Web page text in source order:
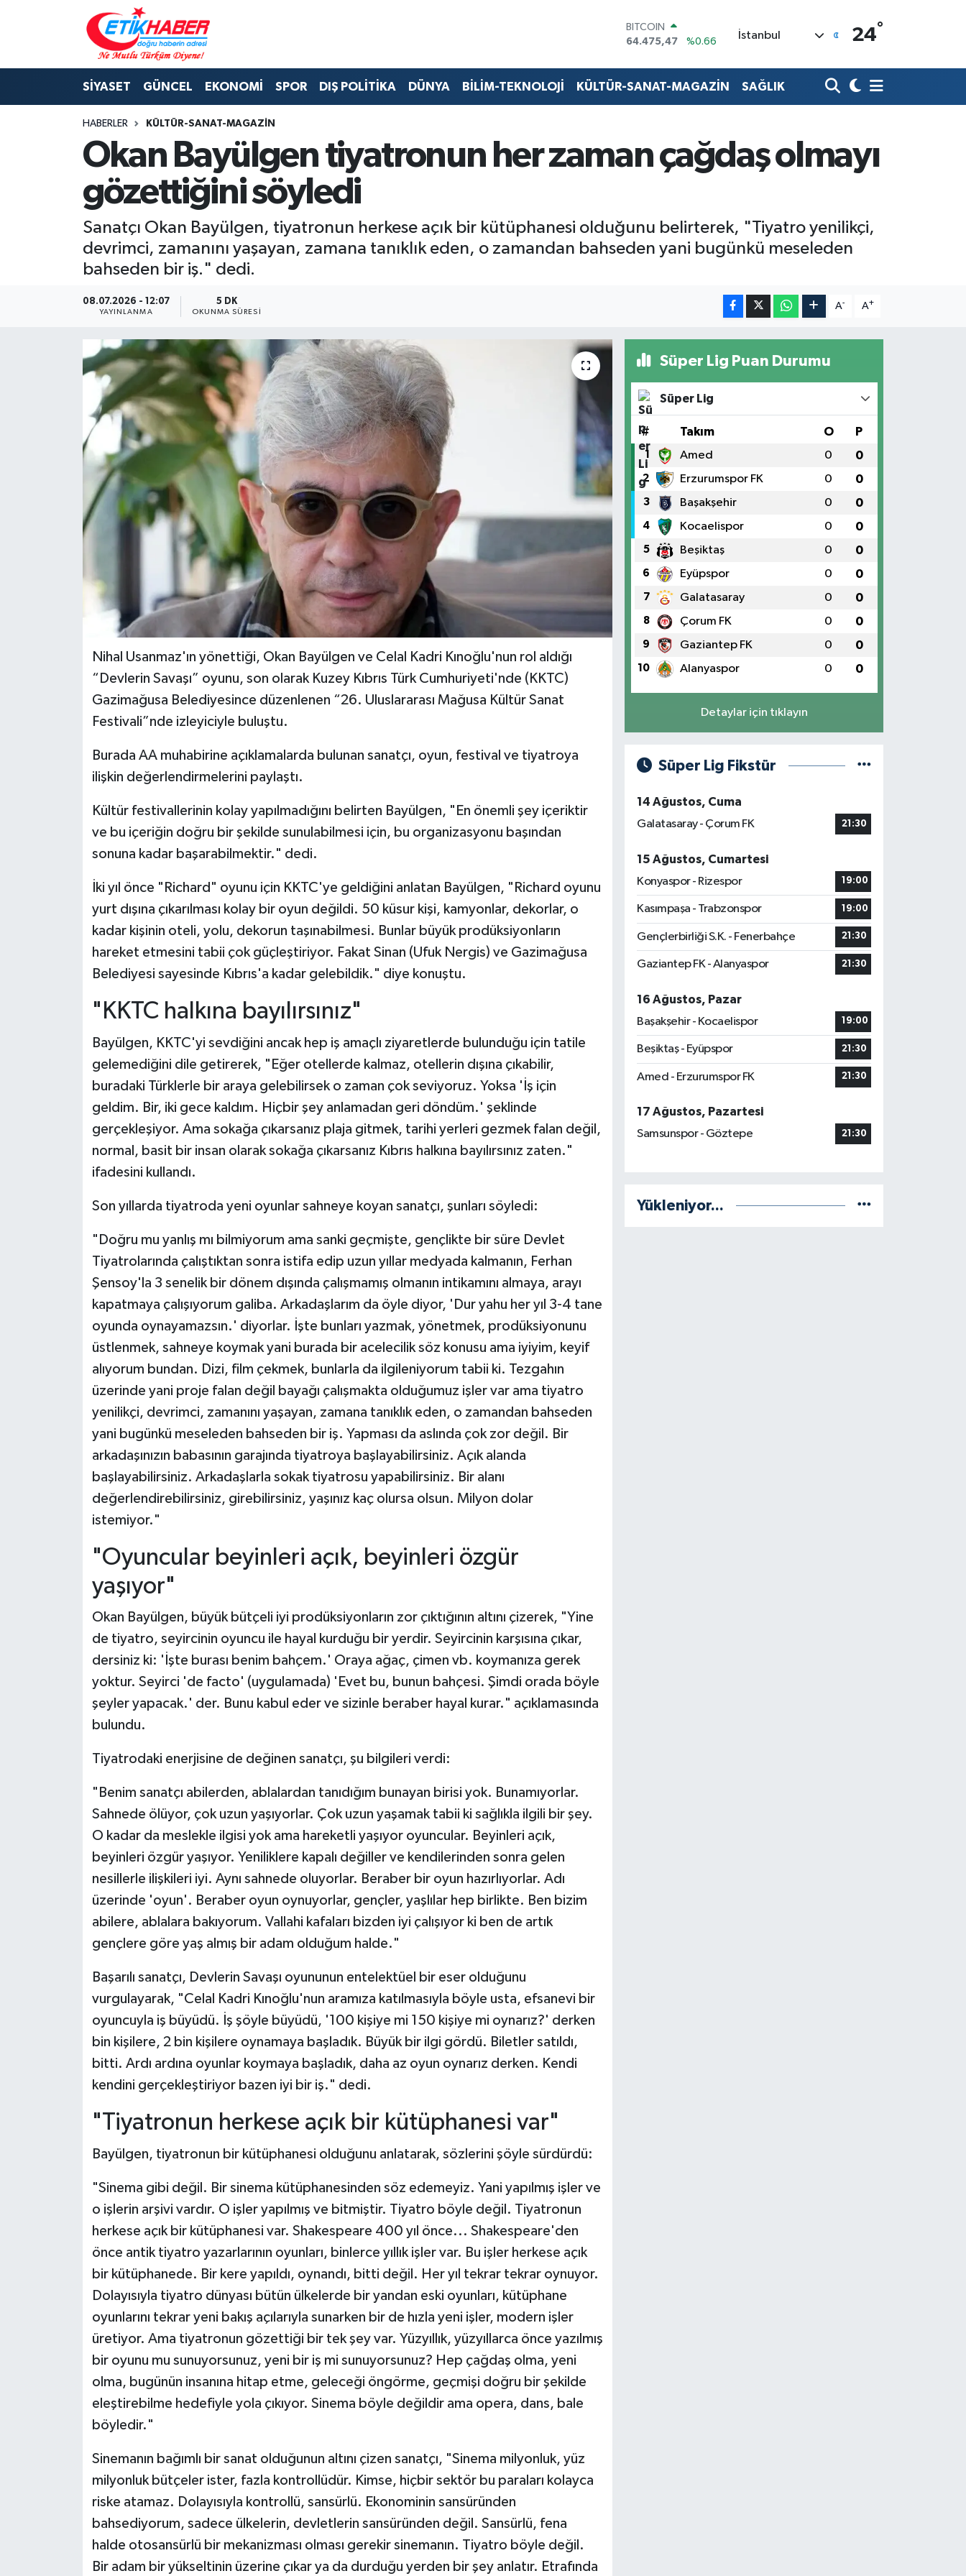
DOLAR
47,5971
%0.05
55,1336
%0.18
STERLİN
13.703
%11
BITCOIN
İstanbul 24°
SİYASET GÜNCEL EKONOMİ SPOR DIŞ POLİTİKA DÜNYA BİLİM-TEKNOLOJİ KÜLTÜR-SANAT-MAGAZİN SAĞLIK
HABERLER KÜLTÜR-SANAT-MAGAZİN
Okan Bayülgen tiyatronun her zaman çağdaş olmayı
gözettiğini söyledi
Sanatçı Okan Bayülgen, tiyatronun herkese açık bir kütüphanesi olduğunu belirterek, "Tiyatro yenilikçi,
devrimci, zamanını yaşayan, zamana tanıklık eden, o zamandan bahseden yani bugünkü meseleden
bahseden bir iş." dedi.
08.07.2026 - 12:07
YAYINLANMA
5 DK
OKUNMA SÜRESI
A- A+
Nihal Usanmaz'ın yönettiği, Okan Bayülgen ve Celal Kadri Kınoğlu'nun rol aldığı
“Devlerin Savaşı” oyunu, son olarak Kuzey Kıbrıs Türk Cumhuriyeti'nde (KKTC)
Gazimağusa Belediyesince düzenlenen “26. Uluslararası Mağusa Kültür Sanat
Festivali”nde izleyiciyle buluştu.
Burada AA muhabirine açıklamalarda bulunan sanatçı, oyun, festival ve tiyatroya
ilişkin değerlendirmelerini paylaştı.
Kültür festivallerinin kolay yapılmadığını belirten Bayülgen, "En önemli şey içeriktir
ve bu içeriğin doğru bir şekilde sunulabilmesi için, bu organizasyonu başından
sonuna kadar başarabilmektir." dedi.
İki yıl önce "Richard" oyunu için KKTC'ye geldiğini anlatan Bayülgen, "Richard oyunu
yurt dışına çıkarılması kolay bir oyun değildi. 50 küsur kişi, kamyonlar, dekorlar, o
kadar kişinin oteli, yolu, dekorun taşınabilmesi. Bunlar büyük prodüksiyonların
hareket etmesini tabii çok güçleştiriyor. Fakat Sinan (Ufuk Nergis) ve Gazimağusa
Belediyesi sayesinde Kıbrıs'a kadar gelebildik." diye konuştu.
"KKTC halkına bayılırsınız"
Bayülgen, KKTC'yi sevdiğini ancak hep iş amaçlı ziyaretlerde bulunduğu için tatile
gelemediğini dile getirerek, "Eğer otellerde kalmaz, otellerin dışına çıkabilir,
buradaki Türklerle bir araya gelebilirsek o zaman çok seviyoruz. Yoksa 'İş için
geldim. Bir, iki gece kaldım. Hiçbir şey anlamadan geri döndüm.' şeklinde
gerçekleşiyor. Ama sokağa çıkarsanız plaja gitmek, tarihi yerleri gezmek falan değil,
normal, basit bir insan olarak sokağa çıkarsanız Kıbrıs halkına bayılırsınız zaten."
ifadesini kullandı.
Son yıllarda tiyatroda yeni oyunlar sahneye koyan sanatçı, şunları söyledi:
"Doğru mu yanlış mı bilmiyorum ama sanki geçmişte, gençlikte bir süre Devlet
Tiyatrolarında çalıştıktan sonra istifa edip uzun yıllar medyada kalmanın, Ferhan
Şensoy'la 3 senelik bir dönem dışında çalışmamış olmanın intikamını almaya, arayı
kapatmaya çalışıyorum galiba. Arkadaşlarım da öyle diyor, 'Dur yahu her yıl 3-4 tane
oyunda oynayamazsın.' diyorlar. İşte bunları yazmak, yönetmek, prodüksiyonunu
üstlenmek, sahneye koymak yani burada bir acelecilik söz konusu ama iyiyim, keyif
alıyorum bundan. Dizi, film çekmek, bunlarla da ilgileniyorum tabii ki. Tezgahın
üzerinde yani proje falan değil bayağı çalışmakta olduğumuz işler var ama tiyatro
yenilikçi, devrimci, zamanını yaşayan, zamana tanıklık eden, o zamandan bahseden
yani bugünkü meseleden bahseden bir iş. Yapması da aslında çok zor değil. Bir
arkadaşınızın babasının garajında tiyatroya başlayabilirsiniz. Açık alanda
başlayabilirsiniz. Arkadaşlarla sokak tiyatrosu yapabilirsiniz. Bir alanı
değerlendirebilirsiniz, girebilirsiniz, yaşınız kaç olursa olsun. Milyon dolar
istemiyor."
"Oyuncular beyinleri açık, beyinleri özgür
yaşıyor"
Okan Bayülgen, büyük bütçeli iyi prodüksiyonların zor çıktığının altını çizerek, "Yine
de tiyatro, seyircinin oyuncu ile hayal kurduğu bir yerdir. Seyircinin karşısına çıkar,
dersiniz ki: 'İşte burası benim bahçem.' Oraya ağaç, çimen vb. koymanıza gerek
yoktur. Seyirci 'de facto' (uygulamada) 'Evet bu, bunun bahçesi. Şimdi orada böyle
şeyler yapacak.' der. Bunu kabul eder ve sizinle beraber hayal kurar." açıklamasında
bulundu.
Tiyatrodaki enerjisine de değinen sanatçı, şu bilgileri verdi:
"Benim sanatçı abilerden, ablalardan tanıdığım bunayan birisi yok. Bunamıyorlar.
Sahnede ölüyor, çok uzun yaşıyorlar. Çok uzun yaşamak tabii ki sağlıkla ilgili bir şey.
O kadar da meslekle ilgisi yok ama hareketli yaşıyor oyuncular. Beyinleri açık,
beyinleri özgür yaşıyor. Yeniliklere kapalı değiller ve kendilerinden sonra gelen
nesillerle ilişkileri iyi. Aynı sahnede oluyorlar. Beraber bir oyun hazırlıyorlar. Adı
üzerinde 'oyun'. Beraber oyun oynuyorlar, gençler, yaşlılar hep birlikte. Ben bizim
abilere, ablalara bakıyorum. Vallahi kafaları bizden iyi çalışıyor ki ben de artık
gençlere göre yaş almış bir adam olduğum halde."
Başarılı sanatçı, Devlerin Savaşı oyununun entelektüel bir eser olduğunu
vurgulayarak, "Celal Kadri Kınoğlu'nun aramıza katılmasıyla böyle usta, efsanevi bir
oyuncuyla iş büyüdü. İş şöyle büyüdü, '100 kişiye mi 150 kişiye mi oynarız?' derken
bin kişilere, 2 bin kişilere oynamaya başladık. Büyük bir ilgi gördü. Biletler satıldı,
bitti. Ardı ardına oyunlar koymaya başladık, daha az oyun oynarız derken. Kendi
kendini gerçekleştiriyor bazen iyi bir iş." dedi.
"Tiyatronun herkese açık bir kütüphanesi var"
Bayülgen, tiyatronun bir kütüphanesi olduğunu anlatarak, sözlerini şöyle sürdürdü:
"Sinema gibi değil. Bir sinema kütüphanesinden söz edemeyiz. Yani yapılmış işler ve
o işlerin arşivi vardır. O işler yapılmış ve bitmiştir. Tiyatro böyle değil. Tiyatronun
herkese açık bir kütüphanesi var. Shakespeare 400 yıl önce... Shakespeare'den
önce antik tiyatro yazarlarının oyunları, binlerce yıllık işler var. Bu işler herkese açık
bir kütüphanede. Bir kere yapıldı, oynandı, bitti değil. Her yıl tekrar tekrar oynuyor.
Dolayısıyla tiyatro dünyası bütün ülkelerde bir yandan eski oyunları, kütüphane
oyunlarını tekrar yeni bakış açılarıyla sunarken bir de hızla yeni işler, modern işler
üretiyor. Ama tiyatronun gözettiği bir tek şey var. Yüzyıllık, yüzyıllarca önce yazılmış
bir oyunu mu sunuyorsunuz, yeni bir iş mi sunuyorsunuz? Hep çağdaş olma, yeni
olma, bugünün insanına hitap etme, geleceği öngörme, geçmişi doğru bir şekilde
eleştirebilme hedefiyle yola çıkıyor. Sinema böyle değildir ama opera, dans, bale
böyledir."
Sinemanın bağımlı bir sanat olduğunun altını çizen sanatçı, "Sinema milyonluk, yüz
milyonluk bütçeler ister, fazla kontrollüdür. Kimse, hiçbir sektör bu paraları kolayca
riske atamaz. Dolayısıyla kontrollü, sansürlü. Ekonominin sansüründen
bahsediyorum, sadece ülkelerin, devletlerin sansüründen değil. Sansürlü, fena
halde otosansürlü bir mekanizması olması gerekir sinemanın. Tiyatro böyle değil.
Bir adam bir yükseltinin üzerine çıkar ya da durduğu yerden bir şey anlatır. Etrafında
Süper Lig Puan Durumu
Süper Lig
# Takım O P
1 Amed 0 0
2 Erzurumspor FK 0 0
3 Başakşehir 0 0
4 Kocaelispor 0 0
5 Beşiktaş 0 0
6 Eyüpspor 0 0
7 Galatasaray 0 0
8 Çorum FK 0 0
9 Gaziantep FK 0 0
10 Alanyaspor 0 0
Detaylar için tıklayın
Süper Lig Fikstür
14 Ağustos, Cuma
Galatasaray - Çorum FK
21:30
15 Ağustos, Cumartesi
Konyaspor - Rizespor
19:00
Kasımpaşa - Trabzonspor 19:00
Gençlerbirliği S.K. - Fenerbahçe 21:30
Gaziantep FK - Alanyaspor 21:30
16 Ağustos, Pazar
Başakşehir - Kocaelispor
19:00
Beşiktaş - Eyüpspor 21:30
Amed - Erzurumspor FK 21:30
17 Ağustos, Pazartesi
Samsunspor - Göztepe
21:30
Yükleniyor...
BİLİM-TEKNOLOJİ
DIŞ POLİTİKA
EĞİTİM GENÇLİK
EKONOMİ
KÜLTÜR-SANAT-MAGAZİN
ÖZEL HABER
RÖPORTAJLAR
SİYASET
Nöbetçi Eczaneler
Hava Durumu
İstanbul Namaz Vakitleri
Trafik Durumu
Süper Lig Puan Durumu ve Fikstür
Son Dakika Haberleri
Haber Arşivi